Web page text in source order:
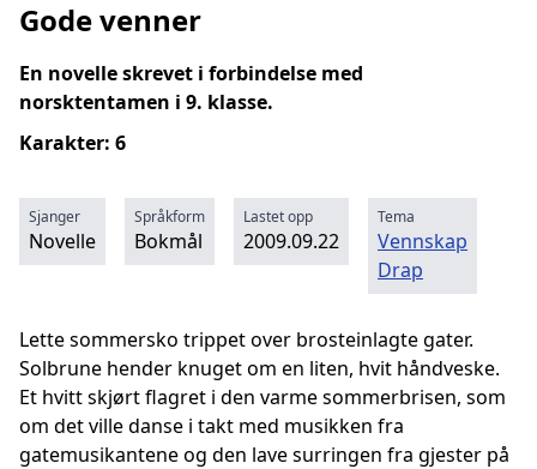
Gode venner
En novelle skrevet i forbindelse med
norsktentamen i 9. klasse.
Karakter: 6
Sjanger
Novelle
Språkform
Bokmål
Lastet opp
2009.09.22
Tema
Vennskap
Drap
Lette sommersko trippet over brosteinlagte gater.
Solbrune hender knuget om en liten, hvit håndveske.
Et hvitt skjørt flagret i den varme sommerbrisen, som
om det ville danse i takt med musikken fra
gatemusikantene og den lave surringen fra gjester på